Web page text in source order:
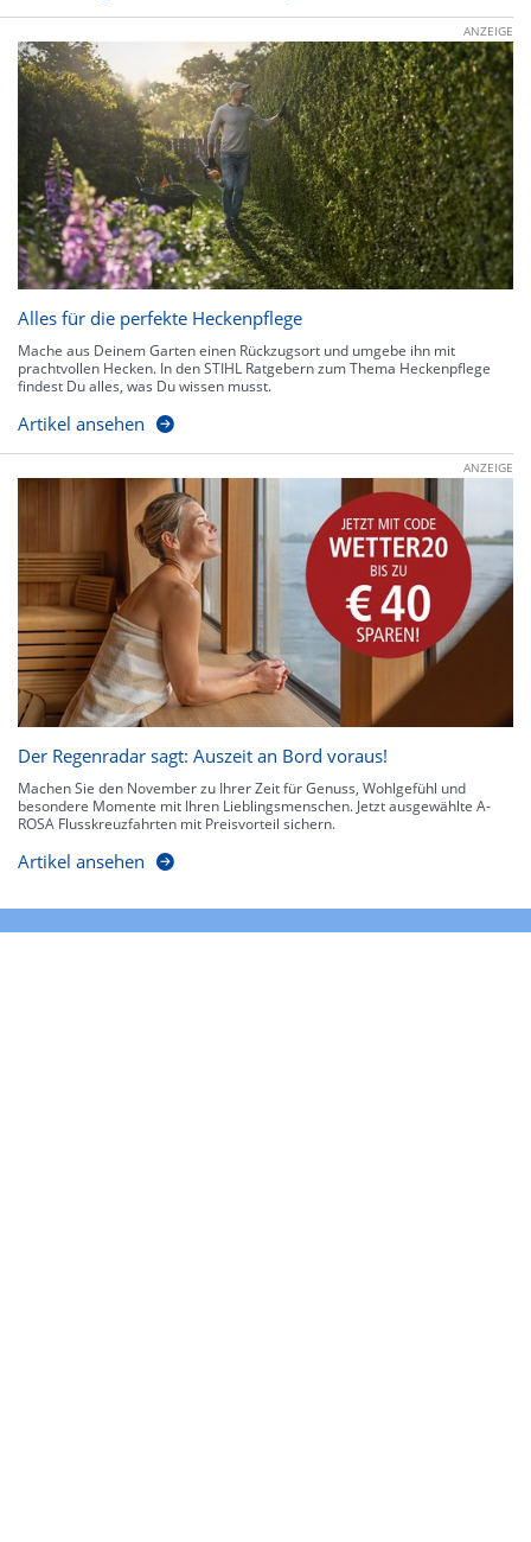
ANZEIGE
Alles für die perfekte Heckenpflege
Mache aus Deinem Garten einen Rückzugsort und umgebe ihn mit
prachtvollen Hecken. In den STIHL Ratgebern zum Thema Heckenpflege
findest Du alles, was Du wissen musst.
Artikel ansehen
ANZEIGE
Der Regenradar sagt: Auszeit an Bord voraus!
Machen Sie den November zu Ihrer Zeit für Genuss, Wohlgefühl und
besondere Momente mit Ihren Lieblingsmenschen. Jetzt ausgewählte A-
ROSA Flusskreuzfahrten mit Preisvorteil sichern.
Artikel ansehen